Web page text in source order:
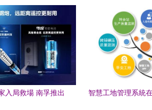
入局救場 南孚推出
智慧工地管理系統